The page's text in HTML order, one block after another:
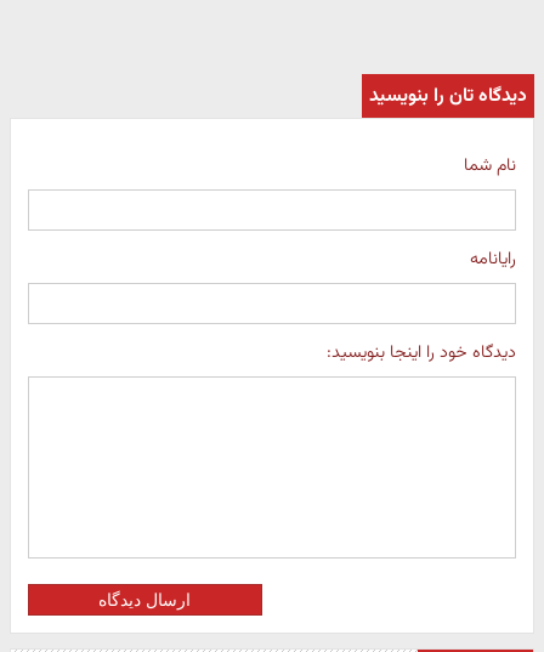
دیدگاه تان را بنویسید
نام شما
رایانامه
دیدگاه خود را اینجا بنویسید:
ارسال دیدگاه